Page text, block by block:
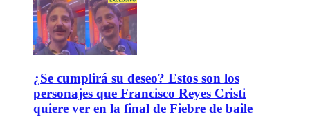
¿Se cumplirá su deseo? Estos son los
personajes que Francisco Reyes Cristi
quiere ver en la final de Fiebre de baile